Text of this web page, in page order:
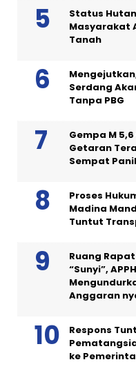
Status
Masyarakat
Tanah
Serdang
Tanpa PBG
Gempa M
Getaran
Sempat
Proses
Madina
Tuntut
Ruang
“Sunyi”,
Anggaran
Respons
ke